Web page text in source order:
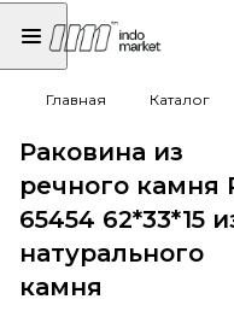
Главная Каталог
Раковина из
речного камня
65454 62*33*15
натурального
камня